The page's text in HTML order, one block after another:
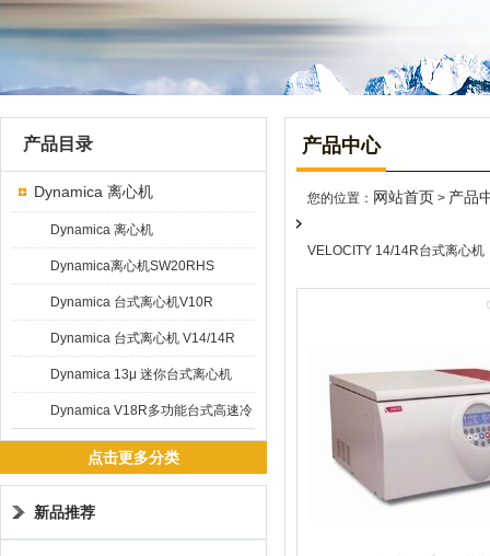
产品目录
Dynamica 离心机
Dynamica 离心机
Dynamica离心机SW20RHS
Dynamica 台式离心机V10R
Dynamica 台式离心机 V14/14R
Dynamica 13μ 迷你台式离心机
Dynamica V18R多功能台式高速冷
冻离心机
点击更多分类
新品推荐
产品中心
您的位置： 网站首页 > 产品
VELOCITY 14/14R台式离心机